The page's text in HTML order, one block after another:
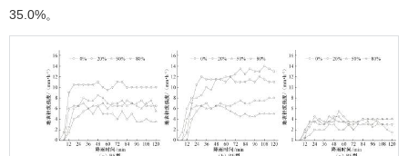
35.0%。